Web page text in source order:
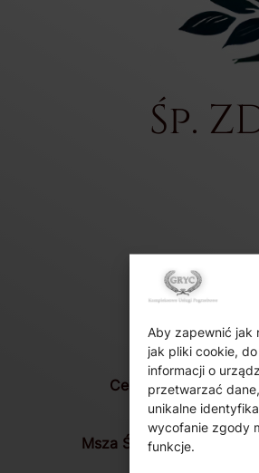
Aby zapewnić jak
jak pliki cookie,
informacji o
przetwarzać
unikalne
wycofanie zgody
funkcje.
Śp.
Ceremonia
Msza Święta:24.08.2024